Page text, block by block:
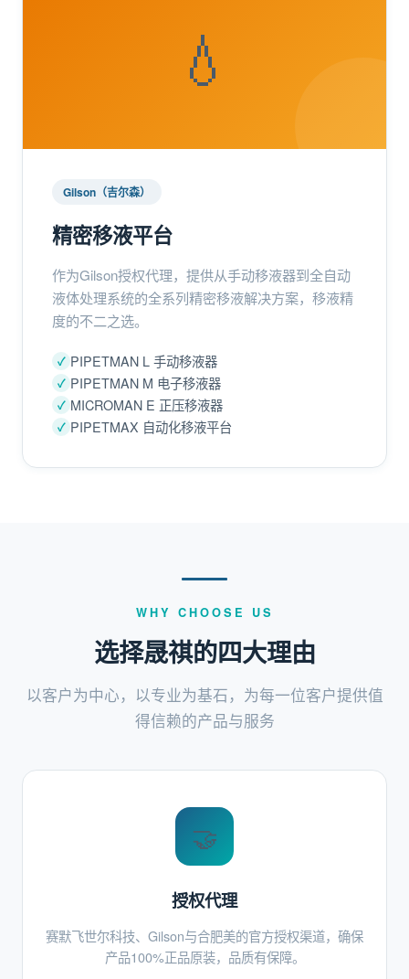
💧
Gilson（吉尔森）
精密移液平台
作为Gilson授权代理，提供从手动移液器到全自动
液体处理系统的全系列精密移液解决方案，移液精
度的不二之选。
PIPETMAN L 手动移液器
PIPETMAN M 电子移液器
MICROMAN E 正压移液器
PIPETMAX 自动化移液平台
WHY CHOOSE US
选择晟祺的四大理由
以客户为中心，以专业为基石，为每一位客户提供值
得信赖的产品与服务
🤝
授权代理
赛默飞世尔科技、Gilson与合肥美的官方授权渠道，确保
产品100%正品原装，品质有保障。